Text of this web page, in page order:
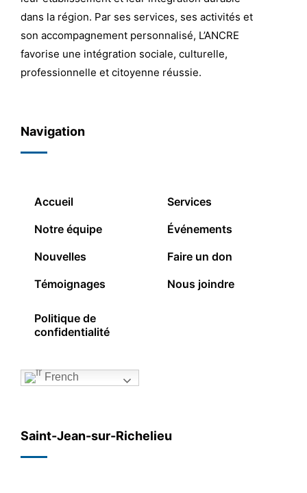
dans la région. Par ses services, ses activités et
son accompagnement personnalisé, L’ANCRE
favorise une intégration sociale, culturelle,
professionnelle et citoyenne réussie.
Navigation
Accueil
Notre équipe
Nouvelles
Témoignages
Services
Événements
Faire un don
Nous joindre
Politique de
confidentialité
French
Saint-Jean-sur-Richelieu